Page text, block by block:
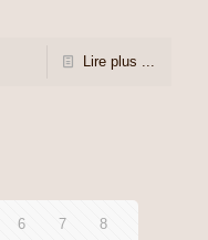
Lire plus ...
6 7 8